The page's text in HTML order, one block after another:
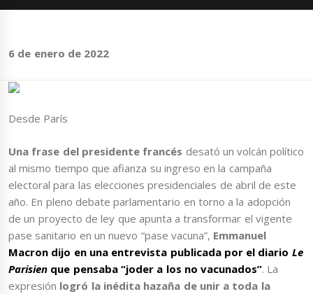
6 de enero de 2022
Desde París
Una frase del presidente francés desató un volcán político
al mismo tiempo que afianza su ingreso en la campaña
electoral para las elecciones presidenciales de abril de este
año. En pleno debate parlamentario en torno a la adopción
de un proyecto de ley que apunta a transformar el vigente
pase sanitario en un nuevo “pase vacuna”, Emmanuel
Macron dijo en una entrevista publicada por el diario Le
Parisien que pensaba “joder a los no vacunados”. La
expresión logró la inédita hazaña de unir a toda la